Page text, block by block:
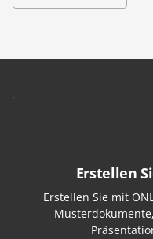
Erstellen
Erstellen Sie mit